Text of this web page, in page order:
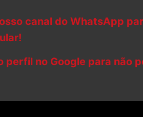
canal do WhatsApp
perfil no Google para não